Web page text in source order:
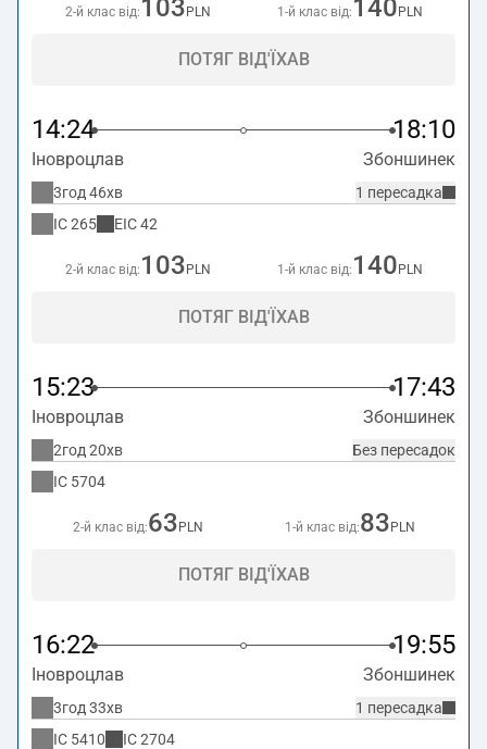
2-й клас від: 103 PLN 1-й клас від: 140 PLN
ПОТЯГ ВІД'ЇХАВ
14:24 18:10
Іновроцлав Збоншинек
1 пересадка
3год 46хв
IC265 EIC42
2-й клас від: 103 PLN 1-й клас від: 140 PLN
ПОТЯГ ВІД'ЇХАВ
15:23 17:43
Іновроцлав Збоншинек
Без пересадок
2год 20хв
IC 5704
2-й клас від:63 PLN 1-й клас від:83 PLN
ПОТЯГ ВІД'ЇХАВ
16:22 19:55
Іновроцлав Збоншинек
1 пересадка
3год 33хв
IC 5410 IC2704